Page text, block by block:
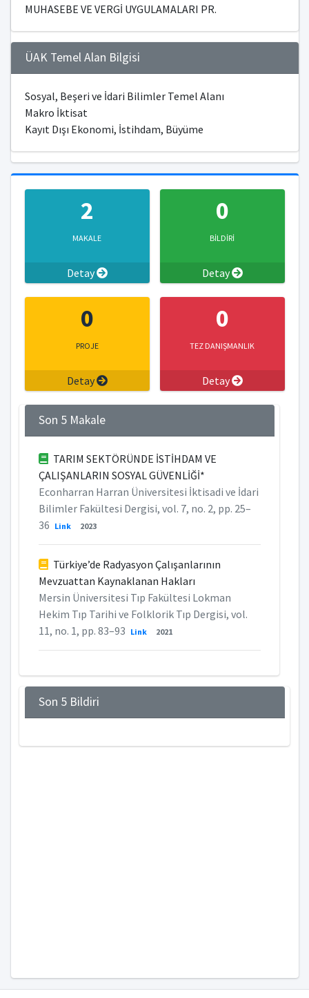
MUHASEBE VE VERGİ UYGULAMALARI PR.
ÜAK Temel Alan Bilgisi
Sosyal, Beşeri ve İdari Bilimler Temel Alanı
Makro İktisat
Kayıt Dışı Ekonomi, İstihdam, Büyüme
2
MAKALE
Detay
0
BİLDİRİ
Detay
0
PROJE
Detay
0
TEZ DANIŞMANLIK
Detay
Son 5 Makale
TARIM SEKTÖRÜNDE İSTİHDAM VE
ÇALIŞANLARIN SOSYAL GÜVENLİĞİ*
Econharran Harran Üniversitesi İktisadi ve İdari
Bilimler Fakültesi Dergisi, vol. 7, no. 2, pp. 25–
36 Link 2023
Türkiye’de Radyasyon Çalışanlarının
Mevzuattan Kaynaklanan Hakları
Mersin Üniversitesi Tıp Fakültesi Lokman
Hekim Tıp Tarihi ve Folklorik Tıp Dergisi, vol.
11, no. 1, pp. 83–93 Link 2021
Son 5 Bildiri